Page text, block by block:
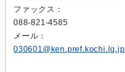
ファックス：
088-821-4585
メール：
030601@ken.pref.kochi.lg.jp